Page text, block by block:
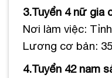
3.Tuyển 4 nữ gia
Nơi làm việc:
Lương cơ bản:
4.Tuyển 42 nam